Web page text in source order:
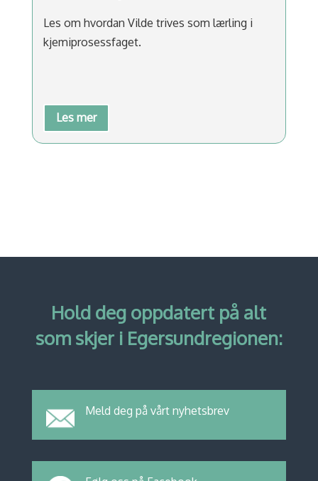
Les om hvordan Vilde trives som lærling i
kjemiprosessfaget.
Les mer
Hold deg oppdatert på alt
som skjer i Egersundregionen:
Meld deg på vårt nyhetsbrev